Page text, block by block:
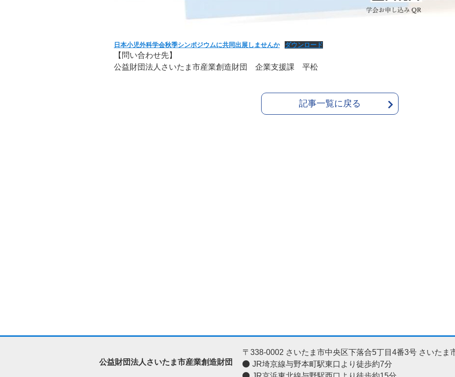
日本小児外科学会秋季シンポジウムに共同出展しませんか ダウンロード
【問い合わせ先】
公益財団法人さいたま市産業創造財団 企業支援課 平松
記事一覧に戻る
公益財団法人さいたま市産業創造財団
〒338-0002 さいたま市中央区下落合5丁目4番3号 さいたま
JR埼京線与野本町駅東口より徒歩約7分